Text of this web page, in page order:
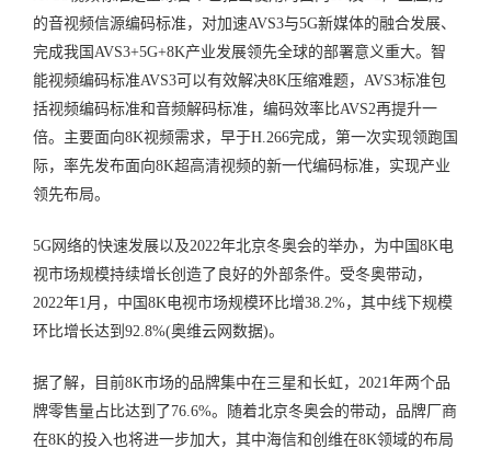
的音视频信源编码标准，对加速AVS3与5G新媒体的融合发展、
完成我国AVS3+5G+8K产业发展领先全球的部署意义重大。智
能视频编码标准AVS3可以有效解决8K压缩难题，AVS3标准包
括视频编码标准和音频解码标准，编码效率比AVS2再提升一
倍。主要面向8K视频需求，早于H.266完成，第一次实现领跑国
际，率先发布面向8K超高清视频的新一代编码标准，实现产业
领先布局。
5G网络的快速发展以及2022年北京冬奥会的举办，为中国8K电
视市场规模持续增长创造了良好的外部条件。受冬奥带动，
2022年1月，中国8K电视市场规模环比增38.2%，其中线下规模
环比增长达到92.8%(奥维云网数据)。
据了解，目前8K市场的品牌集中在三星和长虹，2021年两个品
牌零售量占比达到了76.6%。随着北京冬奥会的带动，品牌厂商
在8K的投入也将进一步加大，其中海信和创维在8K领域的布局